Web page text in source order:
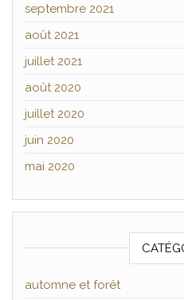
septembre 2021
août 2021
juillet 2021
août 2020
juillet 2020
juin 2020
mai 2020
automne et forêt